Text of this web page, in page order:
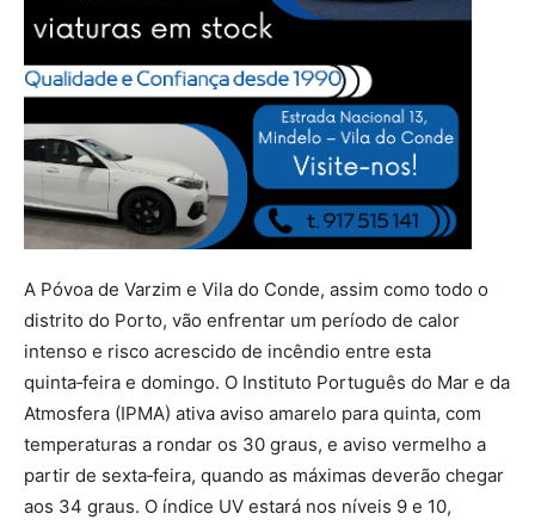
A Póvoa de Varzim e Vila do Conde, assim como todo o
distrito do Porto, vão enfrentar um período de calor
intenso e risco acrescido de incêndio entre esta
quinta‑feira e domingo. O Instituto Português do Mar e da
Atmosfera (IPMA) ativa aviso amarelo para quinta, com
temperaturas a rondar os 30 graus, e aviso vermelho a
partir de sexta‑feira, quando as máximas deverão chegar
aos 34 graus. O índice UV estará nos níveis 9 e 10,